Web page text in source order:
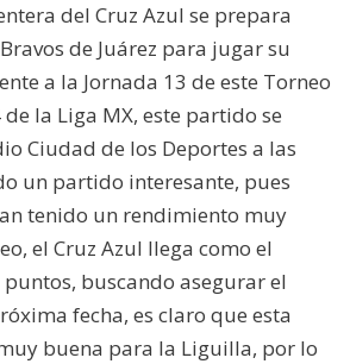
del Cruz Azul se prepara
de Juárez para jugar su
a la Jornada 13 de este Torneo
la Liga MX, este partido se
Ciudad de los Deportes a las
un partido interesante, pues
tenido un rendimiento muy
el Cruz Azul llega como el
buscando asegurar el
fecha, es claro que esta
buena para la Liguilla, por lo